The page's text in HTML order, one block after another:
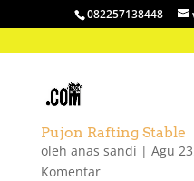
082257138448
Pujon Rafting Stable
oleh anas sandi | Agu
Komentar